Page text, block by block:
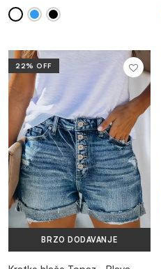
22% OFF
BRZO DODAVANJE